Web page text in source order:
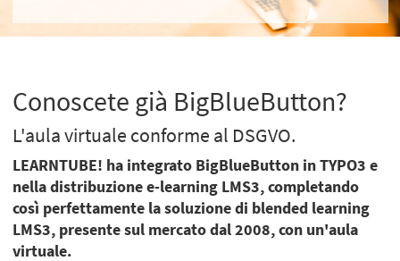
Conoscete già BigBlueButton?
L'aula virtuale conforme al DSGVO.
LEARNTUBE! ha integrato BigBlueButton in TYPO3 e
nella distribuzione e-learning LMS3, completando
così perfettamente la soluzione di blended learning
LMS3, presente sul mercato dal 2008, con un'aula
virtuale.